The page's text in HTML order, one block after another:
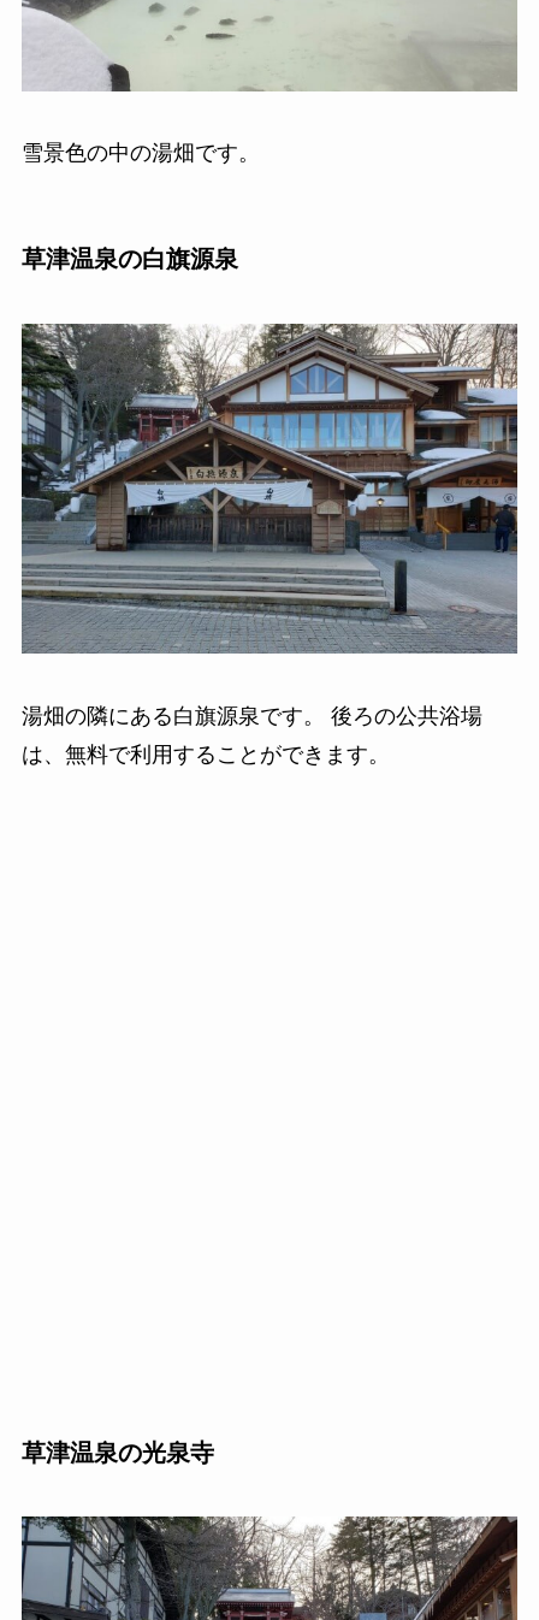
雪景色の中の湯畑です。
草津温泉の白旗源泉
湯畑の隣にある白旗源泉です。 後ろの公共浴場
は、無料で利用することができます。
草津温泉の光泉寺